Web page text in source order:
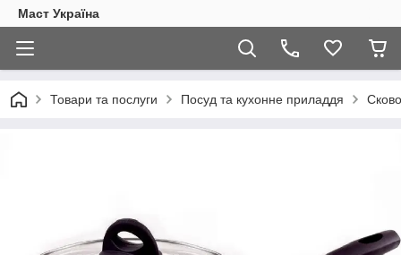
Маст Україна
Товари та послуги Посуд та кухонне приладдя